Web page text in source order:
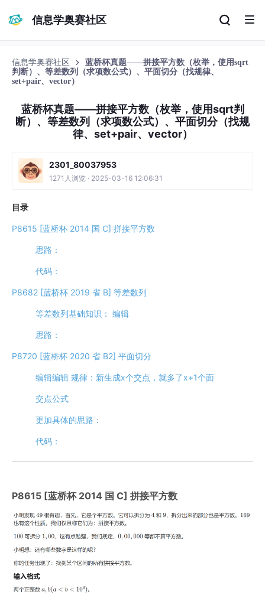
信息学奥赛社区
信息学奥赛社区
蓝桥杯真题——拼接平方数（枚举，使用sqrt
判断）、等差数列（求项数公式）、平面切分（找规律、
set+pair、vector）
蓝桥杯真题——拼接平方数（枚举，使用sqrt判
断）、等差数列（求项数公式）、平面切分（找规
律、set+pair、vector）
2301_80037953
1271人浏览 · 2025-03-16 12:06:31
目录
P8615 [蓝桥杯 2014 国 C] 拼接平方数
思路：
代码：
P8682 [蓝桥杯 2019 省 B] 等差数列
等差数列基础知识： ​编辑
思路：
P8720 [蓝桥杯 2020 省 B2] 平面切分
​编辑​编辑 规律：新生成x个交点，就多了x+1个面
交点公式
更加具体的思路：
代码：
P8615 [蓝桥杯 2014 国 C] 拼接平方数